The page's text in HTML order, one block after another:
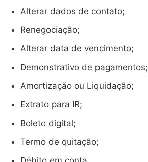
Alterar dados de contato;
Renegociação;
Alterar data de vencimento;
Demonstrativo de pagamentos;
Amortização ou Liquidação;
Extrato para IR;
Boleto digital;
Termo de quitação;